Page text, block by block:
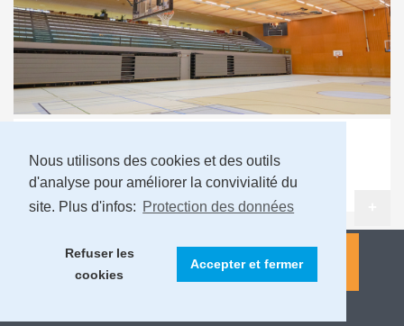
Nous utilisons des cookies et des outils
d'analyse pour améliorer la convivialité du
site. Plus d'infos: Protection des données
Refuser les
cookies
Accepter et fermer
Riveraine
Infos